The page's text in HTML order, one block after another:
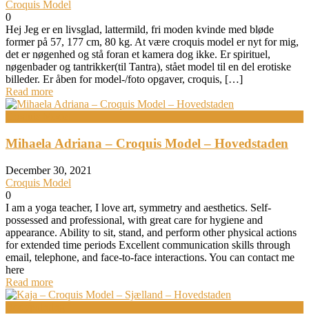
Croquis Model
0
Hej Jeg er en livsglad, lattermild, fri moden kvinde med bløde
former på 57, 177 cm, 80 kg. At være croquis model er nyt for mig,
det er nøgenhed og stå foran et kamera dog ikke. Er spirituel,
nøgenbader og tantrikker(til Tantra), stået model til en del erotiske
billeder. Er åben for model-/foto opgaver, croquis, […]
Read more
Mihaela Adriana – Croquis Model – Hovedstaden
December 30, 2021
Croquis Model
0
I am a yoga teacher, I love art, symmetry and aesthetics. Self-
possessed and professional, with great care for hygiene and
appearance. Ability to sit, stand, and perform other physical actions
for extended time periods Excellent communication skills through
email, telephone, and face-to-face interactions. You can contact me
here
Read more